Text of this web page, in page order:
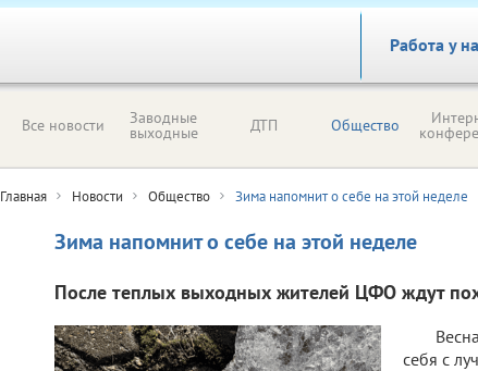
Работа у
Все новости Заводные
выходные ДТП Общество
Главная Новости Общество Зима напомнит о себе на этой неделе
Зима напомнит о себе на этой неделе
После теплых выходных жителей ЦФО ждут
себя с